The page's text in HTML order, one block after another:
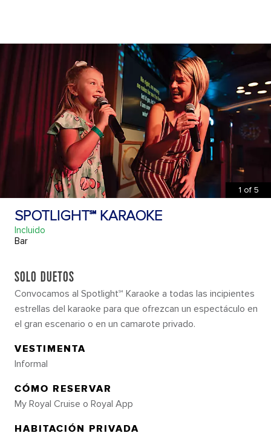
1 of 5
SPOTLIGHT℠ KARAOKE
Incluido
Bar
SOLO DUETOS
Convocamos al Spotlight℠ Karaoke a todas las incipientes
estrellas del karaoke para que ofrezcan un espectáculo en
el gran escenario o en un camarote privado.
VESTIMENTA
Informal
CÓMO RESERVAR
My Royal Cruise o Royal App
HABITACIÓN PRIVADA